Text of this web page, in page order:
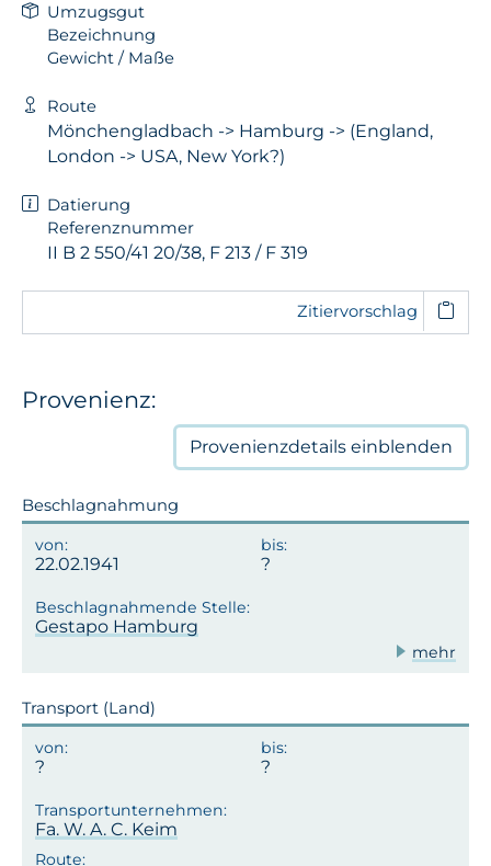
Umzugsgut
Bezeichnung
Gewicht / Maße
Route
Mönchengladbach -> Hamburg -> (England,
London -> USA, New York?)
Datierung
Referenznummer
II B 2 550/41 20/38, F 213 / F 319
Zitiervorschlag
Provenienz:
Provenienzdetails einblenden
Beschlagnahmung
22.02.1941
Gestapo Hamburg
mehr
Transport (Land)
Fa. W. A. C. Keim